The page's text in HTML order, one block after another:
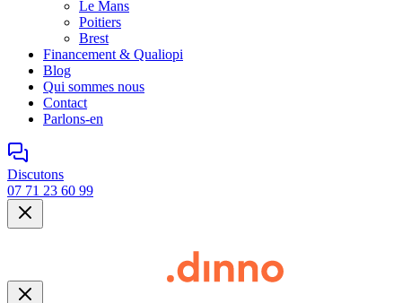
Le Mans
Poitiers
Brest
Financement & Qualiopi
Blog
Qui sommes nous
Contact
Parlons-en
Discutons
07 71 23 60 99